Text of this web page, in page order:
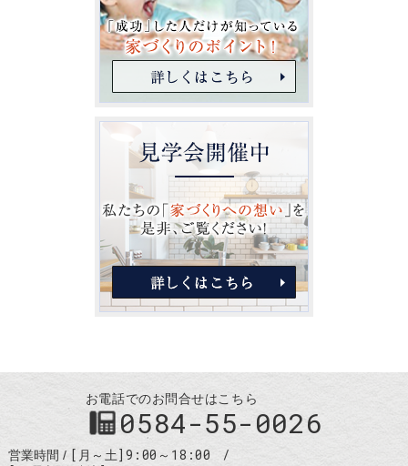
お電話でのお問合せはこちら
0584-55-0026
営業時間
[月～土]9:00～18:00